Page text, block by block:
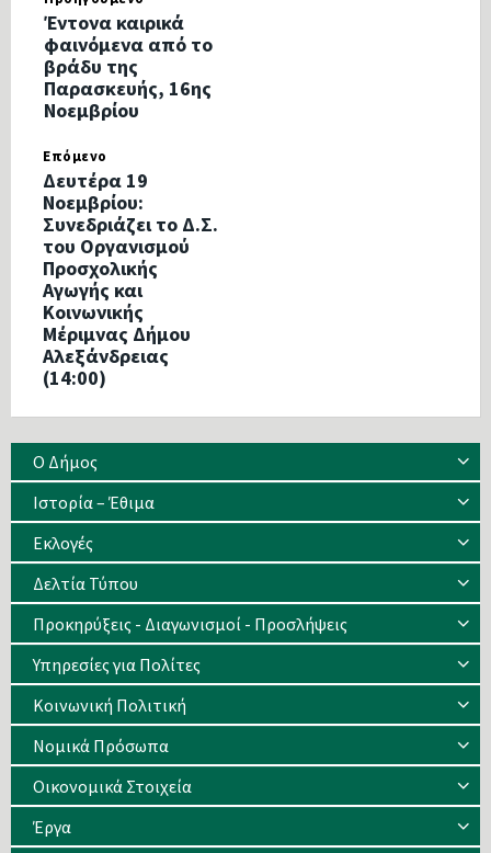
Έντονα καιρικά
φαινόμενα από το
βράδυ της
Παρασκευής, 16ης
Νοεμβρίου
Επόμενο
Δευτέρα 19
Νοεμβρίου:
Συνεδριάζει το Δ.Σ.
του Οργανισμού
Προσχολικής
Αγωγής και
Κοινωνικής
Μέριμνας Δήμου
Αλεξάνδρειας
(14:00)
Ο Δήμος
Ιστορία – Έθιμα
Eκλογές
Δελτία Τύπου
Προκηρύξεις - Διαγωνισμοί - Προσλήψεις
Υπηρεσίες για Πολίτες
Κοινωνική Πολιτική
Νομικά Πρόσωπα
Οικονομικά Στοιχεία
Έργα